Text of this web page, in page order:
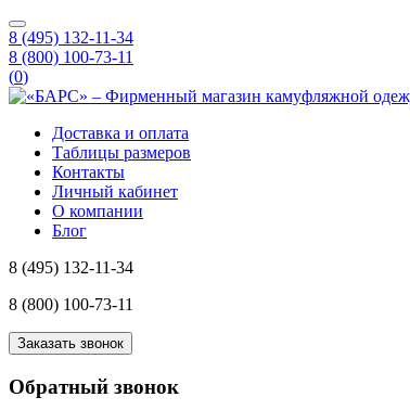
8 (495) 132-11-34
8 (800) 100-73-11
(0)
Доставка и оплата
Таблицы размеров
Контакты
Личный кабинет
О компании
Блог
8 (495) 132-11-34
8 (800) 100-73-11
Заказать звонок
Обратный звонок